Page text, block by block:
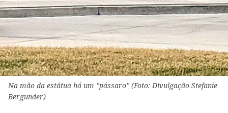
Na mão da estátua há um "pássaro" (Foto: Divulgação Stefanie
Bergunder)